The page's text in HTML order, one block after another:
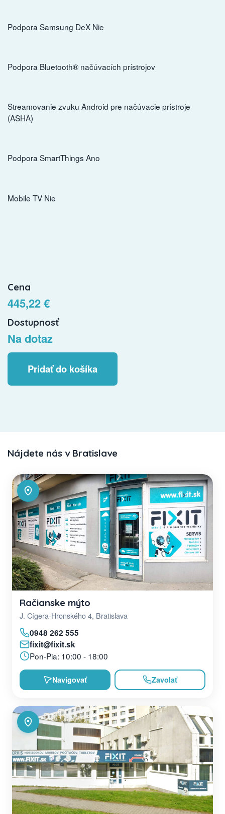
Podpora Samsung DeX Nie
Podpora Bluetooth® načúvacích prístrojov
Streamovanie zvuku Android pre načúvacie prístroje
(ASHA)
Podpora SmartThings Ano
Mobile TV Nie
Cena
445,22 €
Dostupnosť
Na dotaz
Pridať do košíka
Nájdete nás v Bratislave
Račianske mýto
J. Cígera-Hronského 4, Bratislava
0948 262 555
fixit@fixit.sk
Pon-Pia: 10:00 - 18:00
Navigovať Zavolať